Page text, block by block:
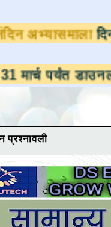
दैनंदिन
डाउनलोडसाठी
प्रश्नावली